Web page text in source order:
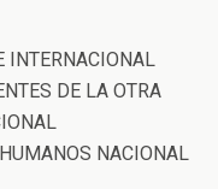
INTERNACIONAL
DE LA OTRA
NACIONAL